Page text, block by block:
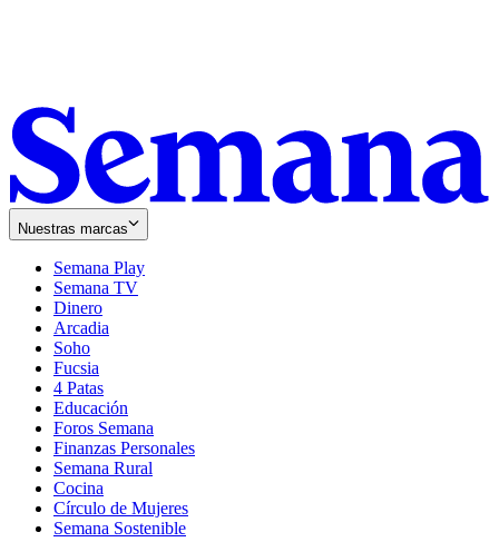
Nuestras marcas
Semana Play
Semana TV
Dinero
Arcadia
Soho
in
new
window
Fucsia
in
new
window
4 Patas
Educación
Foros Semana
Finanzas Personales
Semana Rural
Cocina
Círculo de Mujeres
Semana Sostenible